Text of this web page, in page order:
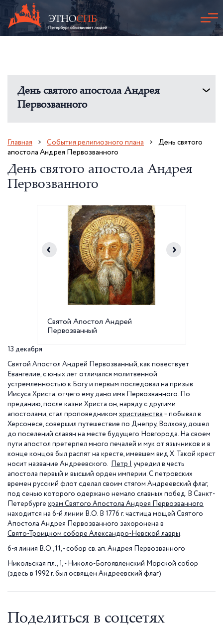
День святого апостола Андрея
Первозванного
Главная События религиозного плана
День святого
апостола Андрея Первозванного
День святого апостола Андрея
Первозванного
Святой Апостол Андрей
Первозванный
13 декабря
Святой Апостол Андрей Первозванный, как повествует
Евангелие, с юных лет отличался молитвенной
устремленностью к Богу и первым последовал на призыв
Иисуса Христа, отчего ему дано имя Первозванного. По
преданию, после казни Христа он, наряду с другими
апостолами, стал проповедником христианства – побывал в
Херсонесе, совершил путешествие по Днепру, Волхову, дошел
до поселений славян на месте будущего Новгорода. На своем
пути апостол претерпел много печалей и мук от язычников и в
конце концов был распят на кресте, имевшем вид X. Такой крест
носит название Андреевского. Петр I учредил в честь
апостола первый и высший орден империи. С петровских
времен русский флот сделал своим стягом Андреевский флаг,
под сенью которого одержано немало славных побед. В Санкт-
Петербурге храм Святого Апостола Андрея Первозванного
находится на 6-й линии В.О. В 1776 г. частица мощей Святого
Апостола Андрея Первозванного захоронена в
Свято-Троицком соборе Александро-Невской лавры.
6-я линия В.О.,11, - собор св. ап. Андрея Первозванного
Никольская пл., 1, - Николо-Богоявленский Морской собор
(здесь в 1992 г. был освящен Андреевский флаг)
Поделиться в соцсетях